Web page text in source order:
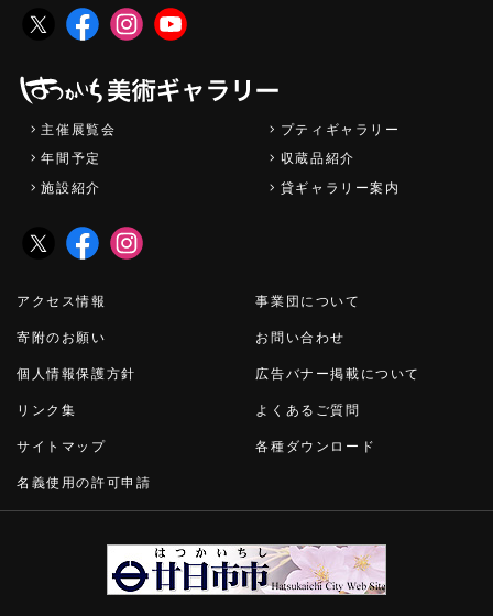
主催展覧会
プティギャラリー
年間予定
収蔵品紹介
施設紹介
貸ギャラリー案内
アクセス情報 事業団について
寄附のお願い お問い合わせ
個人情報保護方針 広告バナー掲載について
リンク集 よくあるご質問
サイトマップ 各種ダウンロード
名義使用の許可申請